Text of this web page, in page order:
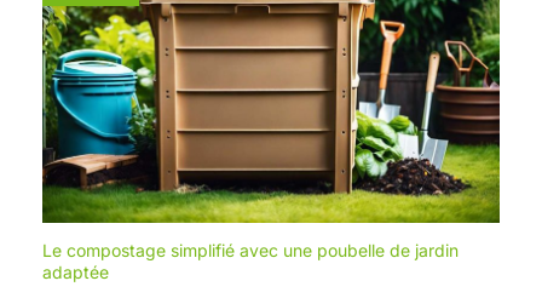
Le compostage simplifié avec une poubelle de jardin
adaptée